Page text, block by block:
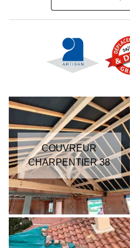
COUVREUR
CHARPENTIER 38